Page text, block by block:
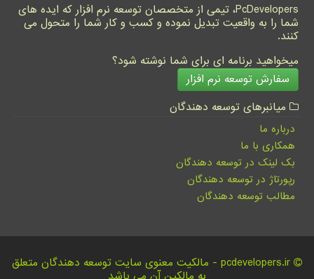
PcDevelopers، تیمی از متخصصان توسعه نرم افزار که ایده های
شما را به واقعیت تبدیل نموده و کسب و کار شما را متحول می
کنند.
میخواهید برنامه ای برای شما نوشته شود؟
سفارش توسعه نرم افزار
میانبرهای توسعه دهندگان
درباره ما
همکاری با ما
بک لینک در توسعه دهندگان
رپورتاژ در توسعه دهندگان
مطالب توسعه دهندگان
pcdevelopers.ir - مالکیت معنوی سایت توسعه دهندگان متعلق